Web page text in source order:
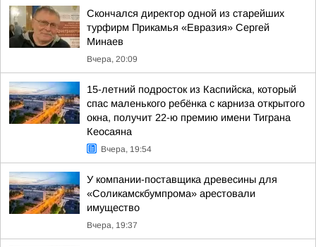
Скончался директор одной из старейших
турфирм Прикамья «Евразия» Сергей
Минаев
Вчера, 20:09
15-летний подросток из Каспийска, который
спас маленького ребёнка с карниза открытого
окна, получит 22-ю премию имени Тиграна
Кеосаяна
Вчера, 19:54
У компании-поставщика древесины для
«Соликамскбумпрома» арестовали
имущество
Вчера, 19:37